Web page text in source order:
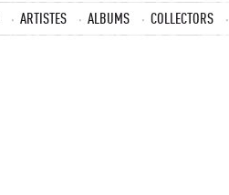
ARTISTES ALBUMS COLLECTORS